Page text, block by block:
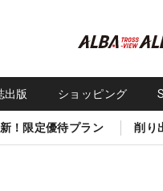
出版 ショッピング
！限定優待プラン 削り